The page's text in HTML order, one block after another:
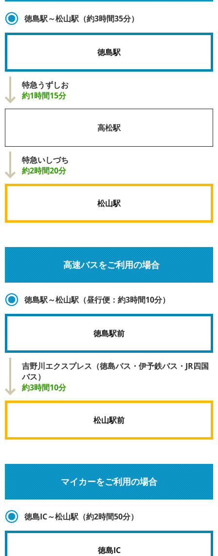
徳島駅～松山駅（約3時間35分）
徳島駅
特急うずしお
約1時間15分
高松駅
特急いしづち
約2時間20分
松山駅
高速バスをご利用の場合
徳島駅～松山駅（昼行便：約3時間10分）
徳島駅前
吉野川エクスプレス（徳島バス・伊予鉄バス・JR四国
バス）
約3時間10分
松山駅前
マイカーをご利用の場合
徳島IC～松山駅（約2時間50分）
徳島IC